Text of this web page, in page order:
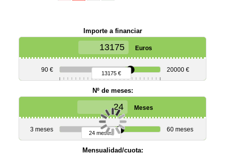
Importe a financiar
Euros
90 € 13175 € 20000 €
Nº de meses:
Meses
3 meses 24 meses 60 meses
Mensualidad/cuota: